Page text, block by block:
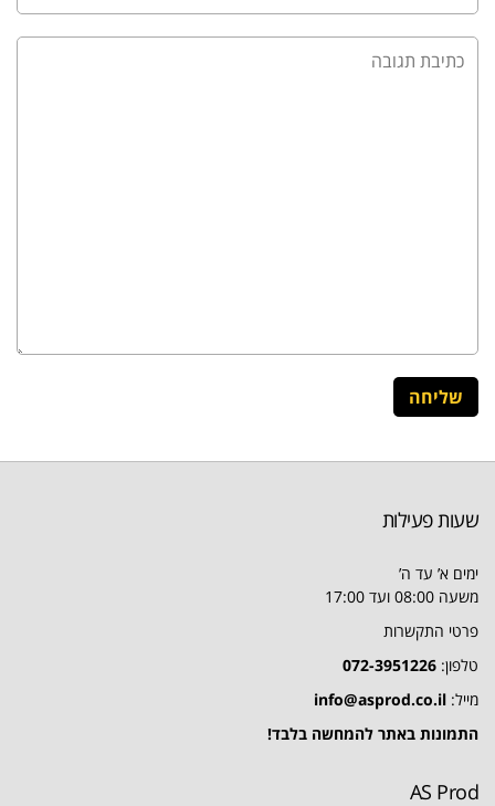
שעות פעילות
ימים א’ עד ה’
משעה 08:00 ועד 17:00
פרטי התקשרות
טלפון: 072-3951226
מייל: info@asprod.co.il
התמונות באתר להמחשה בלבד!
AS Prod